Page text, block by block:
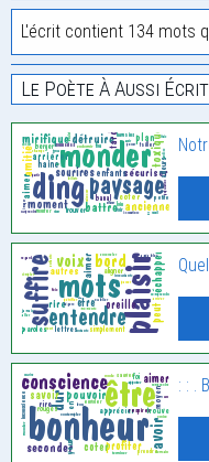
L'écrit contient 134 mots
Le Poète À Aussi
: : .